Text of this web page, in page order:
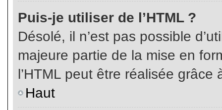
Puis-je utiliser de l’HTML ?
Désolé, il n’est pas possible
majeure partie de la mise en
l’HTML peut être réalisée grâce
Haut